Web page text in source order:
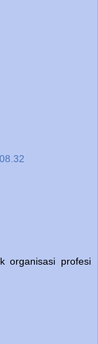
organisasi profesi